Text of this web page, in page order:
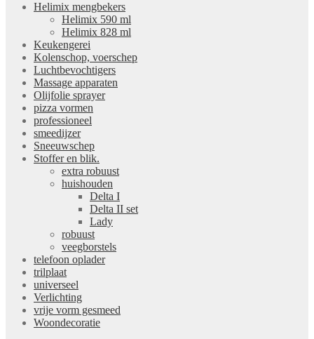
Helimix mengbekers
Helimix 590 ml
Helimix 828 ml
Keukengerei
Kolenschop, voerschep
Luchtbevochtigers
Massage apparaten
Olijfolie sprayer
pizza vormen
professioneel
smeedijzer
Sneeuwschep
Stoffer en blik.
extra robuust
huishouden
Delta I
Delta II set
Lady
robuust
veegborstels
telefoon oplader
trilplaat
universeel
Verlichting
vrije vorm gesmeed
Woondecoratie